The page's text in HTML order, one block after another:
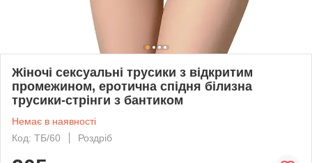
Жіночі сексуальні трусики з відкритим
промежином, еротична спідня білизна
трусики-стрінги з бантиком
Немає в наявності
Код: ТБ/60
Роздріб